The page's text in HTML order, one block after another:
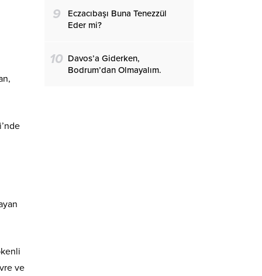
ve
9
Eczacıbaşı Buna Tenezzül
Eder mi?
10 Davos’a Giderken,
Bodrum’dan Olmayalım.